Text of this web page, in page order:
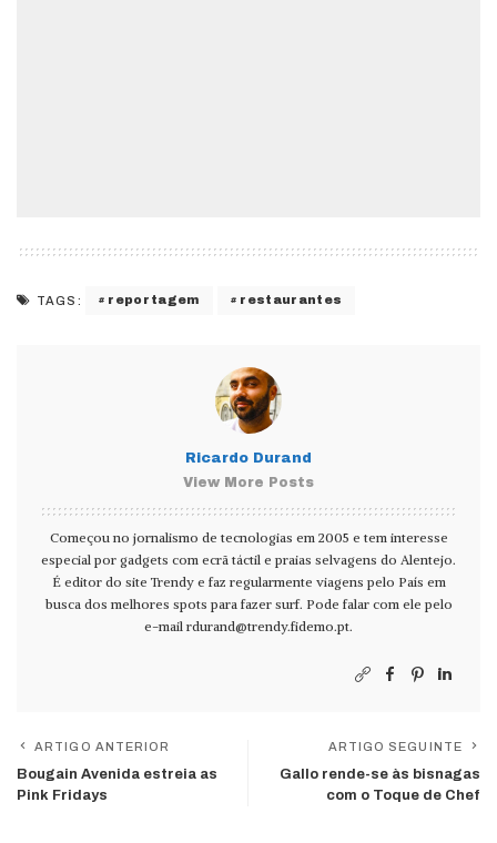
TAGS: reportagem restaurantes
Ricardo Durand
View More Posts
Começou no jornalismo de tecnologias em 2005 e tem interesse
especial por gadgets com ecrã táctil e praias selvagens do Alentejo.
É editor do site Trendy e faz regularmente viagens pelo País em
busca dos melhores spots para fazer surf. Pode falar com ele pelo
e-mail rdurand@trendy.fidemo.pt.
ARTIGO ANTERIOR
Bougain Avenida estreia as
Pink Fridays
ARTIGO SEGUINTE
Gallo rende-se às bisnagas
com o Toque de Chef